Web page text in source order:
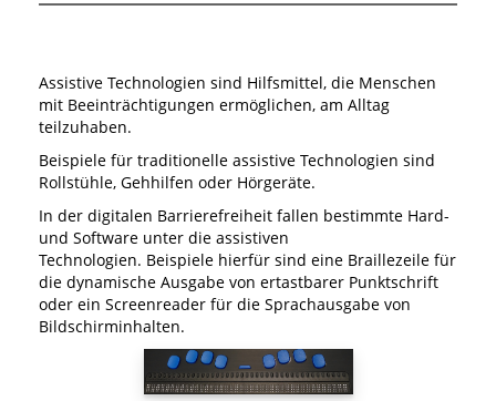
Assistive Technologien sind Hilfsmittel, die Menschen
mit Beeinträchtigungen ermöglichen, am Alltag
teilzuhaben.
Beispiele für traditionelle assistive Technologien sind
Rollstühle, Gehhilfen oder Hörgeräte.
In der digitalen Barrierefreiheit fallen bestimmte Hard-
und Software unter die assistiven
Technologien. Beispiele hierfür sind eine Braillezeile für
die dynamische Ausgabe von ertastbarer Punktschrift
oder ein Screenreader für die Sprachausgabe von
Bildschirminhalten.